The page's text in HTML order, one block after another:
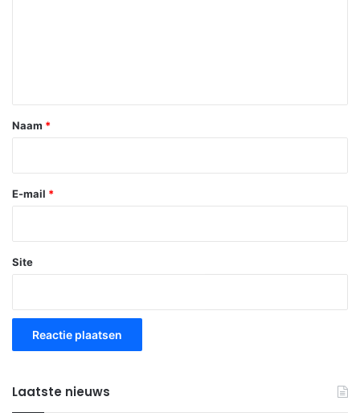
*
Naam *
E-mail *
Site
Laatste nieuws